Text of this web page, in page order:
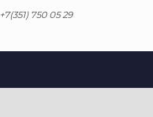
750 05 29